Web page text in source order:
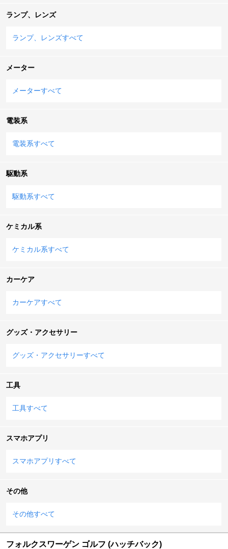
ランプ、レンズ
ランプ、レンズすべて
メーター
メーターすべて
電装系
電装系すべて
駆動系
駆動系すべて
ケミカル系
ケミカル系すべて
カーケア
カーケアすべて
グッズ・アクセサリー
グッズ・アクセサリーすべて
工具
工具すべて
スマホアプリ
スマホアプリすべて
その他
その他すべて
フォルクスワーゲン ゴルフ (ハッチバック)